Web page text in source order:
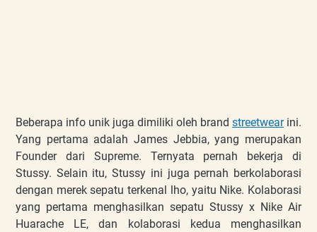
Beberapa info unik juga dimiliki oleh brand streetwearini.
Yang pertama adalah James Jebbia, yang merupakan
Founder dari Supreme. Ternyata pernah bekerja di
Stussy. Selain itu, Stussy ini juga pernah berkolaborasi
dengan merek sepatu terkenal lho, yaitu Nike. Kolaborasi
yang pertama menghasilkan sepatu Stussy x Nike Air
Huarache LE, dan kolaborasi kedua menghasilkan